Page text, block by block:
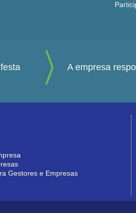
A empresa
Gestores e Empresas